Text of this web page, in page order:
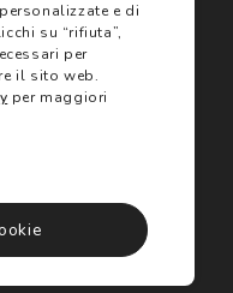
sui prodotti
e di
su “rifiuta”,
per
il sito web.
per maggiori